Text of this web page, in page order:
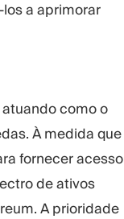
a aprimorar
como o
À medida que
fornecer acesso
de ativos
A prioridade